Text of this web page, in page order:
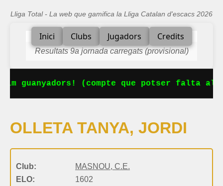
Lliga Total - La web que gamifica la Lliga Catalan d'escacs 2026
Inici Clubs Jugadors Credits
Resultats 9a jornada carregats (provisional)
guanyadors! (compte que potser falta
OLLETA TANYA, JORDI
Club:
MASNOU, C.E.
ELO:
1602